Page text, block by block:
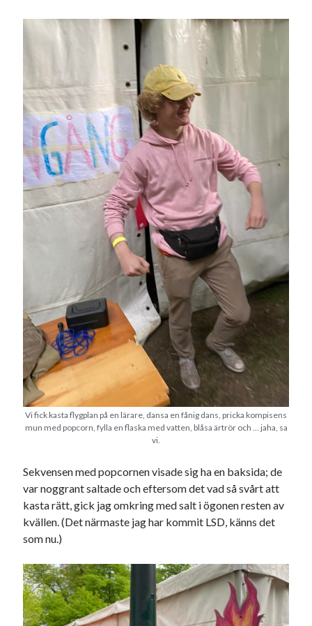
Vi fick kasta flygplan på en lärare, dansa en fånig dans, pricka kompisens
mun med popcorn, fylla en flaska med vatten, blåsa ärtrör och … jaha, sa
vi.
Sekvensen med popcornen visade sig ha en baksida; de
var noggrant saltade och eftersom det vad så svårt att
kasta rätt, gick jag omkring med salt i ögonen resten av
kvällen. (Det närmaste jag har kommit LSD, känns det
som nu.)